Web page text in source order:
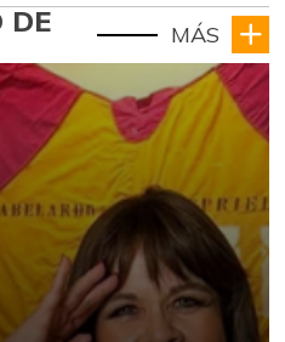
DE MÁS